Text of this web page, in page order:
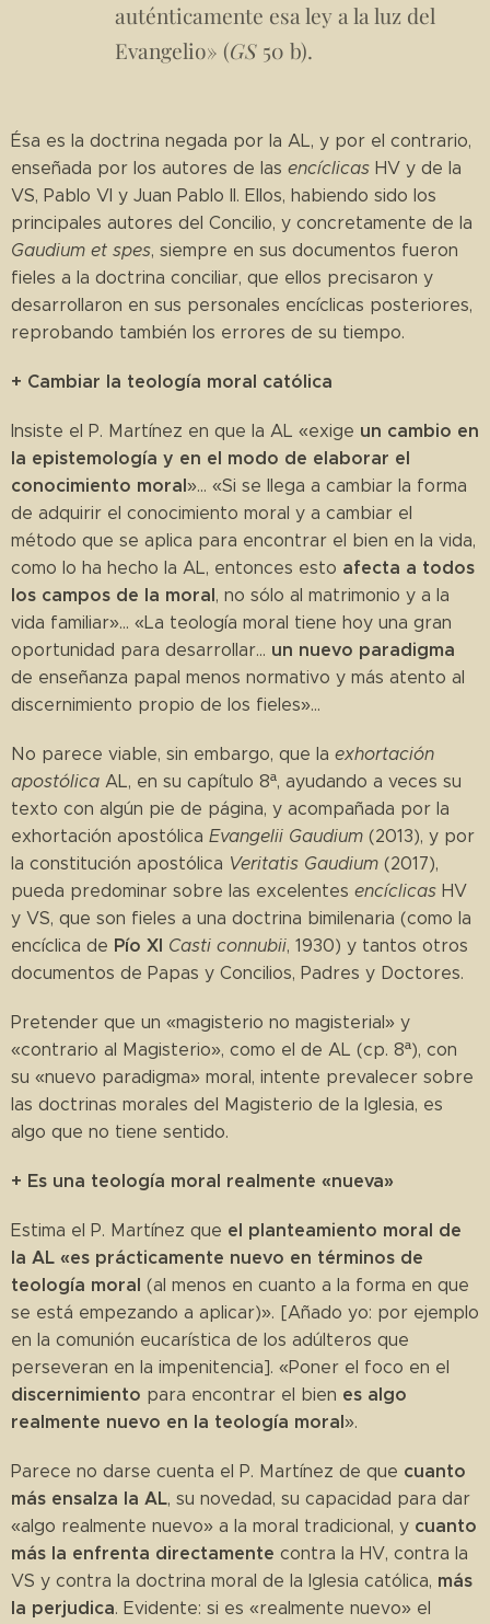
auténticamente esa ley a la luz del
Evangelio» (GS 50 b).
Ésa es la doctrina negada por la AL, y por el contrario,
enseñada por los autores de las encíclicas HV y de la
VS, Pablo VI y Juan Pablo II. Ellos, habiendo sido los
principales autores del Concilio, y concretamente de la
Gaudium et spes, siempre en sus documentos fueron
fieles a la doctrina conciliar, que ellos precisaron y
desarrollaron en sus personales encíclicas posteriores,
reprobando también los errores de su tiempo.
+ Cambiar la teología moral católica
Insiste el P. Martínez en que la AL «exige un cambio en
la epistemología y en el modo de elaborar el
conocimiento moral»... «Si se llega a cambiar la forma
de adquirir el conocimiento moral y a cambiar el
método que se aplica para encontrar el bien en la vida,
como lo ha hecho la AL, entonces esto afecta a todos
los campos de la moral, no sólo al matrimonio y a la
vida familiar»... «La teología moral tiene hoy una gran
oportunidad para desarrollar... un nuevo paradigma
de enseñanza papal menos normativo y más atento al
discernimiento propio de los fieles»...
No parece viable, sin embargo, que la exhortación
apostólica AL, en su capítulo 8ª, ayudando a veces su
texto con algún pie de página, y acompañada por la
exhortación apostólica Evangelii Gaudium (2013), y por
la constitución apostólica Veritatis Gaudium (2017),
pueda predominar sobre las excelentes encíclicas HV
y VS, que son fieles a una doctrina bimilenaria (como la
encíclica de Pío XI Casti connubii, 1930) y tantos otros
documentos de Papas y Concilios, Padres y Doctores.
Pretender que un «magisterio no magisterial» y
«contrario al Magisterio», como el de AL (cp. 8ª), con
su «nuevo paradigma» moral, intente prevalecer sobre
las doctrinas morales del Magisterio de la Iglesia, es
algo que no tiene sentido.
+ Es una teología moral realmente «nueva»
Estima el P. Martínez que el planteamiento moral de
la AL «es prácticamente nuevo en términos de
teología moral (al menos en cuanto a la forma en que
se está empezando a aplicar)». [Añado yo: por ejemplo
en la comunión eucarística de los adúlteros que
perseveran en la impenitencia]. «Poner el foco en el
discernimiento para encontrar el bien es algo
realmente nuevo en la teología moral».
Parece no darse cuenta el P. Martínez de que cuanto
más ensalza la AL, su novedad, su capacidad para dar
«algo realmente nuevo» a la moral tradicional, y cuanto
más la enfrenta directamente contra la HV, contra la
VS y contra la doctrina moral de la Iglesia católica, más
la perjudica. Evidente: si es «realmente nuevo» el